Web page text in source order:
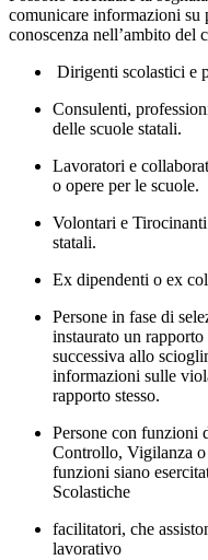
comunicare informazioni
conoscenza nell’ambito del
Dirigenti scolastici e
Consulenti,
delle scuole statali.
Lavoratori e
o opere per le scuole.
Volontari e
statali.
Ex dipendenti o ex
Persone in fase di
instaurato un
successiva allo
informazioni sulle
rapporto stesso.
Persone con funzioni
Controllo, Vigilanza o
funzioni siano
Scolastiche
facilitatori, che
lavorativo